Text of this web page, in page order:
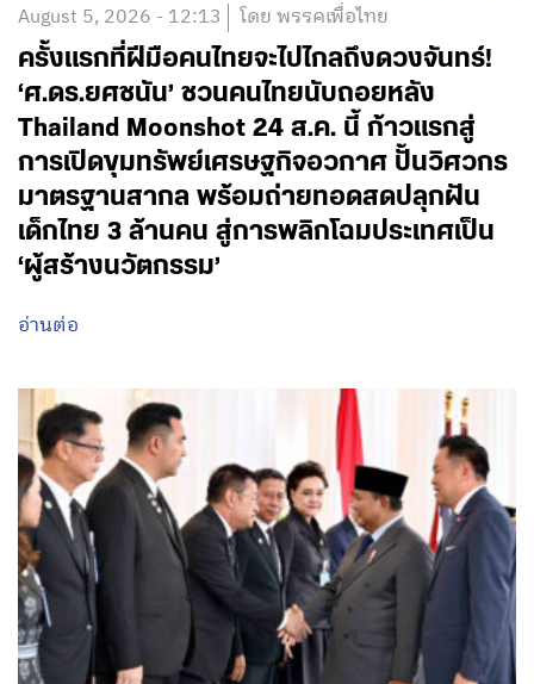
August 5, 2026 - 12:13 โดย พรรคเพื่อไทย
ครั้งแรกที่ฝีมือคนไทยจะไปไกลถึงดวงจันทร์!
‘ศ.ดร.ยศชนัน’ ชวนคนไทยนับถอยหลัง
Thailand Moonshot 24 ส.ค. นี้ ก้าวแรกสู่
การเปิดขุมทรัพย์เศรษฐกิจอวกาศ ปั้นวิศวกร
มาตรฐานสากล พร้อมถ่ายทอดสดปลุกฝัน
เด็กไทย 3 ล้านคน สู่การพลิกโฉมประเทศเป็น
‘ผู้สร้างนวัตกรรม’
อ่านต่อ